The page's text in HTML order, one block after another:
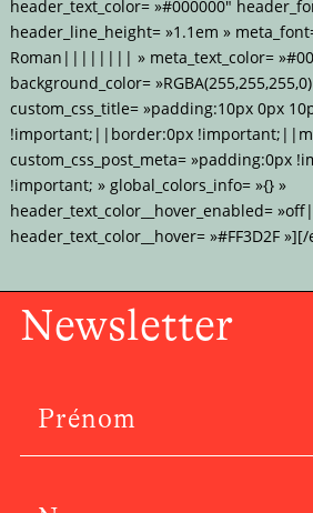
header_text_color= »#000000″
header_line_height= »1.1em »
Roman|||||||| » meta_text_color=
background_color=
custom_css_title= »padding:10px 0px
!important;||border:0px
custom_css_post_meta= »padding:0px
!important; » global_colors_info= »{} »
header_text_color__hover_enabled=
header_text_color__hover= »#FF3D2F
Newsletter